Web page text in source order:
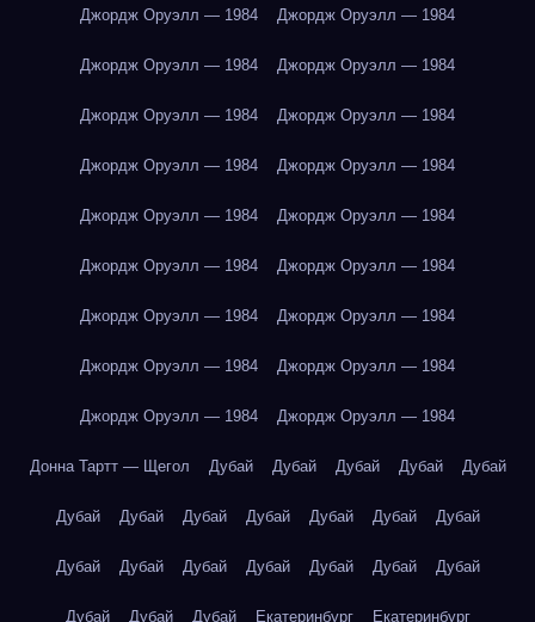
Джордж Оруэлл — 1984 Джордж Оруэлл — 1984
Джордж Оруэлл — 1984 Джордж Оруэлл — 1984
Джордж Оруэлл — 1984 Джордж Оруэлл — 1984
Джордж Оруэлл — 1984 Джордж Оруэлл — 1984
Джордж Оруэлл — 1984 Джордж Оруэлл — 1984
Джордж Оруэлл — 1984 Джордж Оруэлл — 1984
Джордж Оруэлл — 1984 Джордж Оруэлл — 1984
Джордж Оруэлл — 1984 Джордж Оруэлл — 1984
Джордж Оруэлл — 1984 Джордж Оруэлл — 1984
Донна Тартт — Щегол Дубай Дубай Дубай Дубай Дубай
Дубай Дубай Дубай Дубай Дубай Дубай Дубай
Дубай Дубай Дубай Дубай Дубай Дубай Дубай
Дубай Дубай Дубай Екатеринбург Екатеринбург